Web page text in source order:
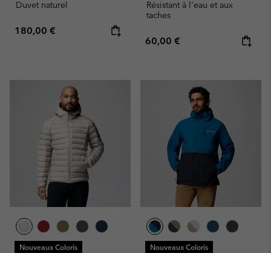
Duvet naturel
Regular price:
180,00 €
Résistant à l'eau et aux
taches
Regular price:
60,00 €
Nouveaux Coloris Nouveaux Coloris